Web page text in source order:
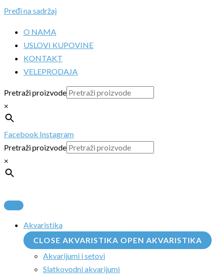
Pređi na sadržaj
O NAMA
USLOVI KUPOVINE
KONTAKT
VELEPRODAJA
Pretraži proizvode
×
Facebook Instagram
Pretraži proizvode
×
Akvaristika
CLOSE AKVARISTIKA OPEN AKVARISTIKA
Akvarijumi i setovi
Slatkovodni akvarijumi